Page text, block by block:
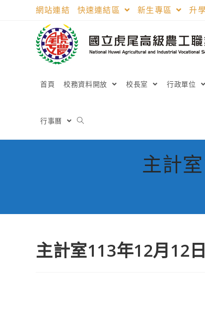
網站連結 快速連結區 新生專區 升
首頁 校務資料開放 校長室 行政單位
行事曆
主計
主計室113年12月12